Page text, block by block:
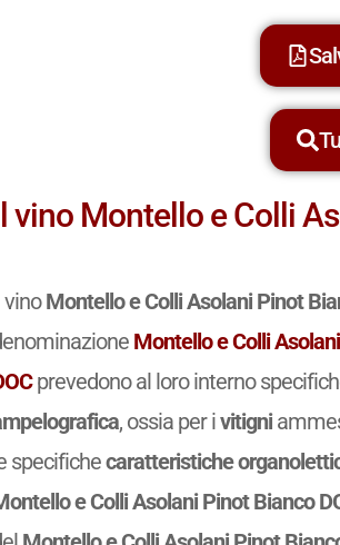
vino Montello e Colli
vinoMontello e Colli Asolani Pinot
Montello e Colli
prevedono al loro interno
, ossia per ivitigni
specifichecaratteristiche
e Colli Asolani Pinot Bianco